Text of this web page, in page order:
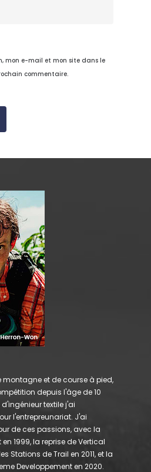
mon e-mail et mon site dans le
commentaire.
montagne et de course à pied,
depuis l'âge de 10
textile j'ai
l'entrepreunariat. J'ai
de ces passions, avec la
1999, la reprise de Vertical
Stations de Trail en 2011, et la
Developpement en 2020.